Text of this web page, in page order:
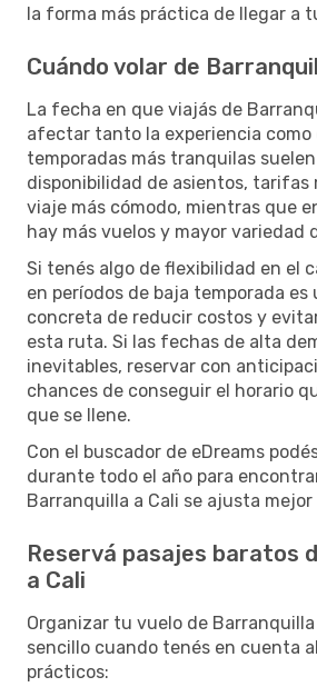
la forma más práctica de llegar a
Cuándo volar de
La fecha en que viajás de
afectar tanto la experiencia como
temporadas más tranquilas
disponibilidad de asientos, tarifas
viaje más cómodo, mientras que
hay más vuelos y mayor variedad
Si tenés algo de flexibilidad en el
en períodos de baja temporada es
concreta de reducir costos y
esta ruta. Si las fechas de alta
inevitables, reservar con
chances de conseguir el horario
que se llene.
Con el buscador de eDreams
durante todo el año para
Barranquilla a Cali se ajusta mejor
Reservá pasajes baratos
a Cali
Organizar tu vuelo de Barranquilla
sencillo cuando tenés en cuenta
prácticos: